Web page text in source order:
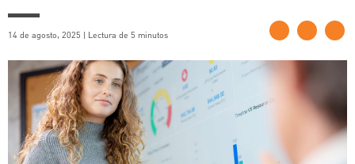
14 de agosto, 2025 | Lectura de 5 minutos